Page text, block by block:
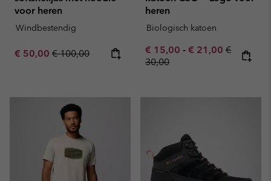
voor heren
Windbestendig
Sale price:
€ 50,00 Regular price:
€ 100,00
heren
Biologisch katoen
Minimum sale price:
€ 15,00 - Maximum sale
€ 21,00 Regular
€
30,00